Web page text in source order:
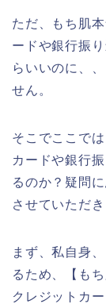
ただ、もち肌
ードや銀行振
らいいのに、
せん。
そこでここで
カードや銀行
るのか？疑問
させていただき
まず、私自身
るため、【も
クレジットカ